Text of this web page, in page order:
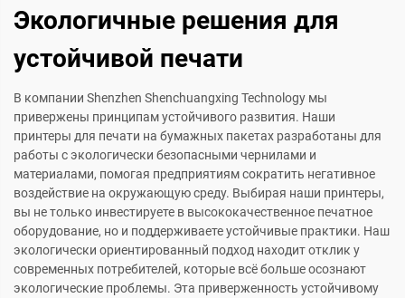
Экологичные решения для
устойчивой печати
В компании Shenzhen Shenchuangxing Technology мы
привержены принципам устойчивого развития. Наши
принтеры для печати на бумажных пакетах разработаны для
работы с экологически безопасными чернилами и
материалами, помогая предприятиям сократить негативное
воздействие на окружающую среду. Выбирая наши принтеры,
вы не только инвестируете в высококачественное печатное
оборудование, но и поддерживаете устойчивые практики. Наш
экологически ориентированный подход находит отклик у
современных потребителей, которые всё больше осознают
экологические проблемы. Эта приверженность устойчивому